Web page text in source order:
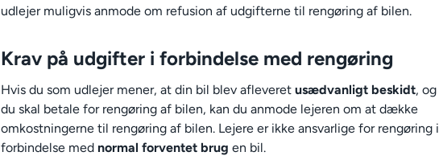
udlejer muligvis anmode om refusion af udgifterne til rengøring af bilen.
Krav på udgifter i forbindelse med rengøring
Hvis du som udlejer mener, at din bil blev afleveret usædvanligt beskidt, og
du skal betale for rengøring af bilen, kan du anmode lejeren om at dække
omkostningerne til rengøring af bilen. Lejere er ikke ansvarlige for rengøring i
forbindelse med normal forventet brug en bil.